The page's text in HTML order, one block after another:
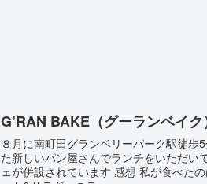
G’RAN BAKE（グーランベイ
８月に南町田グランベリーパーク駅徒歩
た新しいパン屋さんでランチをいただい
ェが併設されています 感想 私が食べた